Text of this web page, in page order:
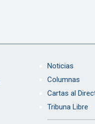
Noticias
Columnas
Cartas al
Tribuna Libre